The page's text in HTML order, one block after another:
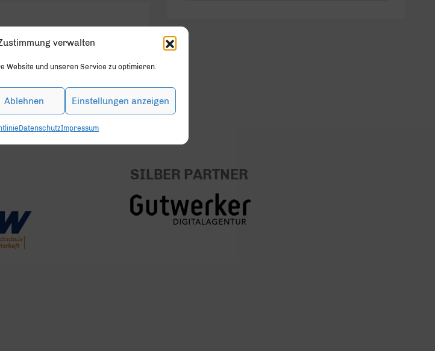
verwalten
Website und unseren Service zu optimieren.
Ablehnen Einstellungen anzeigen
DatenschutzImpressum
SILBER PARTNER